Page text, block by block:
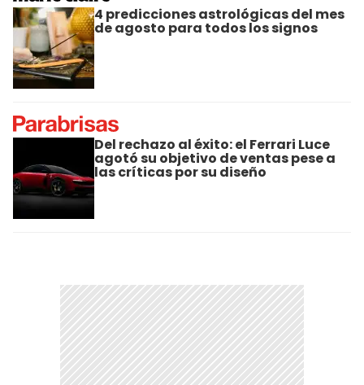
4 predicciones astrológicas del mes
de agosto para todos los signos
Del rechazo al éxito: el Ferrari Luce
agotó su objetivo de ventas pese a
las críticas por su diseño